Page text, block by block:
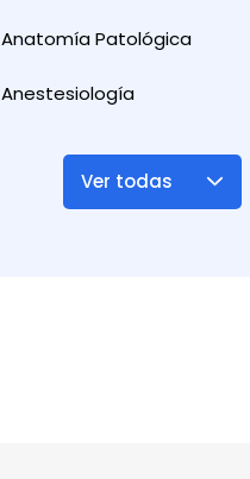
Anatomía Patológica
Anestesiología
Ver todas